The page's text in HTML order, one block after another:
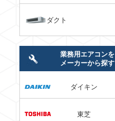
ダクト
業務用エアコンを
メーカーから探す
ダイキン
東芝